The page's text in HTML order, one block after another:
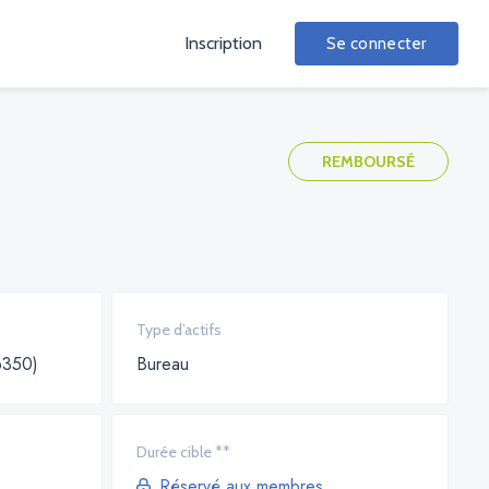
Inscription Se connecter
REMBOURSÉ
Type d’actifs
Bureau
Durée cible **